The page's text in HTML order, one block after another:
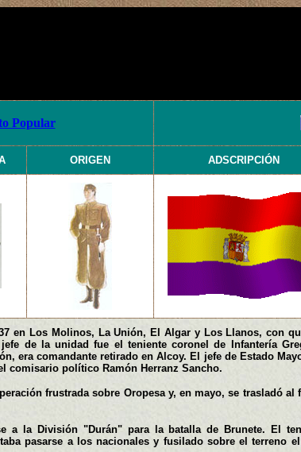
Popular
ORIGEN ADSCRIPCIÓN
en Los Molinos, La Unión, El Algar y Los Llanos, con
de la unidad fue el teniente coronel de Infantería
era comandante retirado en Alcoy. El jefe de Estado
comisario político Ramón Herranz Sancho.
frustrada sobre Oropesa y, en mayo, se trasladó al
a la División "Durán" para la batalla de Brunete. El
pasarse a los nacionales y fusilado sobre el terreno